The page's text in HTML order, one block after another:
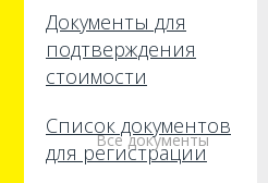
Документы для
подтверждения
стоимости
Список документов
для регистрации
Все документы